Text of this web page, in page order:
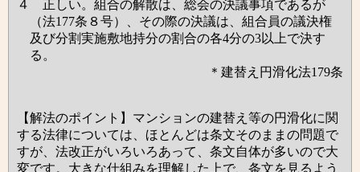
４ 正しい。組合の解散は、総会の決議事項であるが
（法177条８号）、その際の決議は、組合員の議決権
及び分割実施敷地持分の割合の各4分の3以上で決す
る。
＊建替え円滑化法179条
【解法のポイント】マンションの建替え等の円滑化に関
する法律については、ほとんどは条文そのままの問題で
すが、法改正がいろいろあって、条文自体が多いので大
変です。大きな仕組みを理解した上で、条文を見るよう